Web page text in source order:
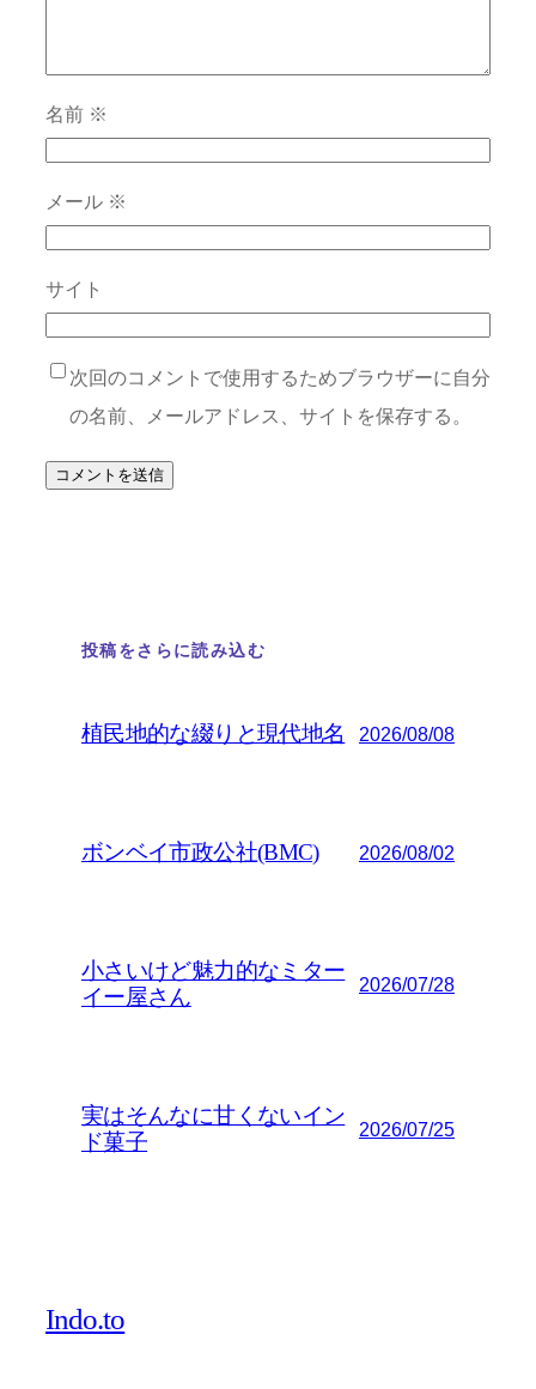
名前 ※
メール ※
サイト
次回のコメントで使用するためブラウザーに自分
の名前、メールアドレス、サイトを保存する。
投稿をさらに読み込む
植民地的な綴りと現代地名 2026/08/08
ボンベイ市政公社(BMC) 2026/08/02
小さいけど魅力的なミター
イー屋さん
2026/07/28
実はそんなに甘くないイン
ド菓子
2026/07/25
Indo.to